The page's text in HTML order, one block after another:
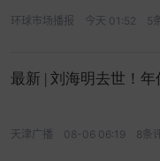
环球市场播报 今天 01:52 5
最新 | 刘海明去世！年
天津广播 08-06 06:19 8条